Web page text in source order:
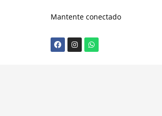
Mantente conectado